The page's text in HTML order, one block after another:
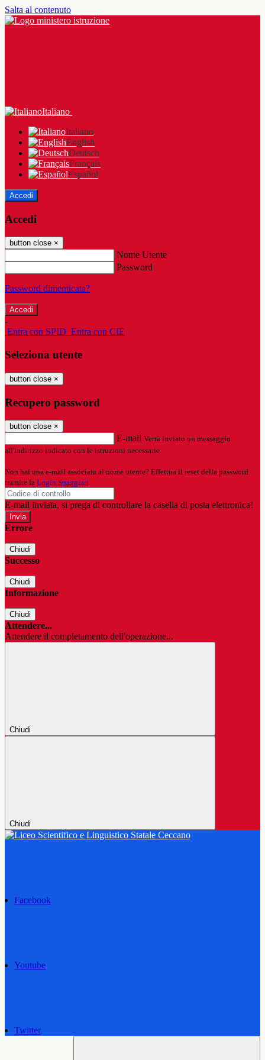
Salta al contenuto
Italiano
Italiano
English
Deutsch
Français
Español
Accedi
Accedi
button close ×
Nome Utente
Password
Password dimenticata?
-
Entra con SPID Entra con CIE
Seleziona utente
button close ×
Recupero password
button close ×
E-mail Verrà inviato un messaggio
all'indirizzo indicato con le istruzioni necessarie.
Non hai una e-mail associata al nome utente? Effettua il reset della password
tramite la Login Spaggiari
E-mail inviata, si prega di controllare la casella di posta elettronica!
Errore
Chiudi
Successo
Chiudi
Informazione
Chiudi
Attendere...
Attendere il completamento dell'operazione...
Chiudi
Chiudi
Facebook
Youtube
Twitter